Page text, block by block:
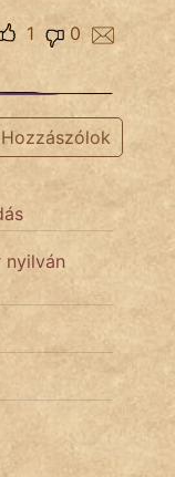
0
1
Hozzászólok
nyilván